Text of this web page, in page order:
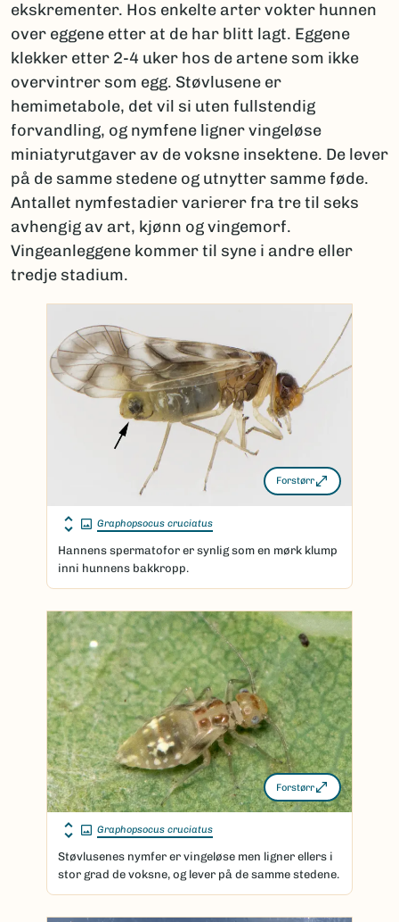
ekskrementer. Hos enkelte arter vokter hunnen
over eggene etter at de har blitt lagt. Eggene
klekker etter 2-4 uker hos de artene som ikke
overvintrer som egg. Støvlusene er
hemimetabole, det vil si uten fullstendig
forvandling, og nymfene ligner vingeløse
miniatyrutgaver av de voksne insektene. De lever
på de samme stedene og utnytter samme føde.
Antallet nymfestadier varierer fra tre til seks
avhengig av art, kjønn og vingemorf.
Vingeanleggene kommer til syne i andre eller
tredje stadium.
Forstørr
Graphopsocus cruciatus
Hannens spermatofor er synlig som en mørk klump
inni hunnens bakkropp.
Forstørr
Graphopsocus cruciatus
Støvlusenes nymfer er vingeløse men ligner ellers i
stor grad de voksne, og lever på de samme stedene.